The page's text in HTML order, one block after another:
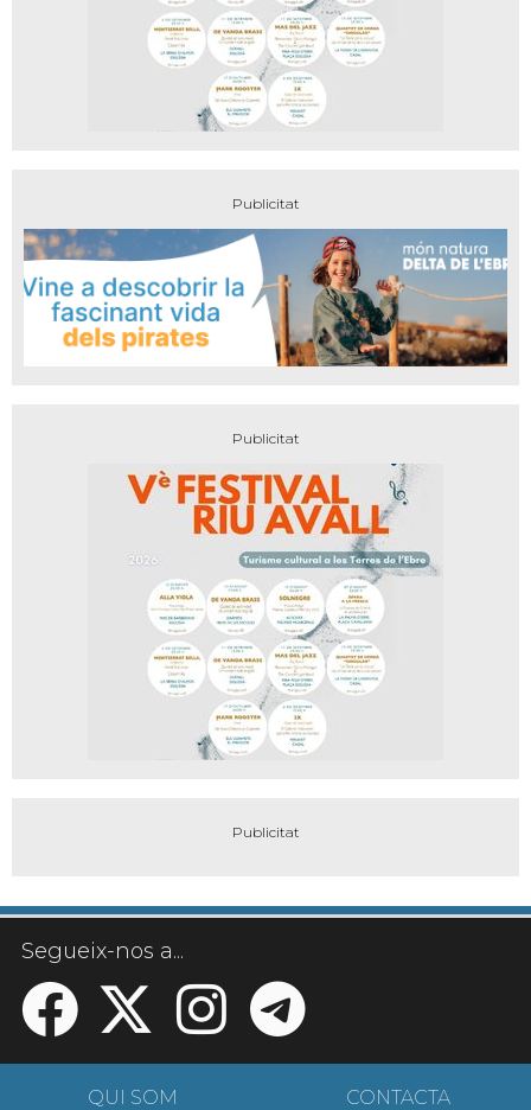
Segueix-nos a...
QUI SOM CONTACTA